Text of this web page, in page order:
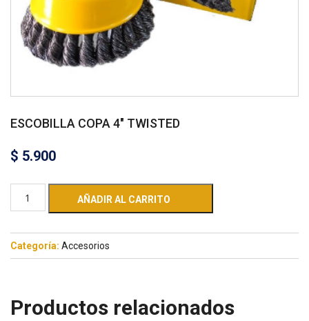
ESCOBILLA COPA 4″ TWISTED
$ 5.900
AÑADIR AL CARRITO
Categoría: Accesorios
Productos relacionados